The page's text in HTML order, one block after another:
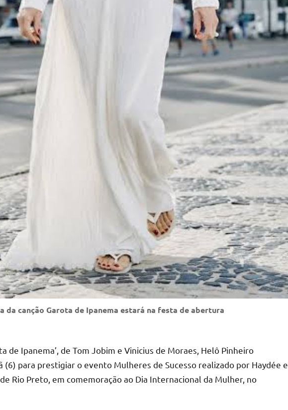
da canção Garota de Ipanema estará na festa de abertura
de Ipanema’, de Tom Jobim e Vinicius de Moraes, Helô Pinheiro
(6) para prestigiar o evento Mulheres de Sucesso realizado por Haydée e
Rio Preto, em comemoração ao Dia Internacional da Mulher, no